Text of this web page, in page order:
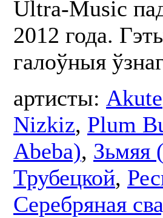
Ultra-Music
2012 года.
галоўныя
артисты: Akute
Nizkiz, Plum
Abeba), Зьмяя
Трубецкой,
Серебряная